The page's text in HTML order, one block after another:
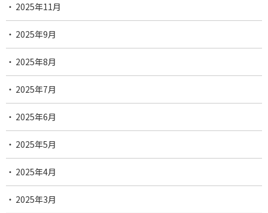
2025年11月
2025年9月
2025年8月
2025年7月
2025年6月
2025年5月
2025年4月
2025年3月